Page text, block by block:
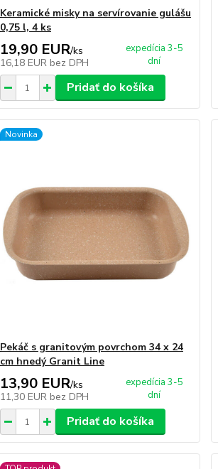
Keramické misky na servírovanie gulášu
0,75 l, 4 ks
19,90 EUR/ks
16,18 EUR bez DPH
expedícia 3-5
dní
Pridať do košíka
Novinka
Pekáč s granitovým povrchom 34 x 24
cm hnedý Granit Line
13,90 EUR/ks
11,30 EUR bez DPH
expedícia 3-5
dní
Pridať do košíka